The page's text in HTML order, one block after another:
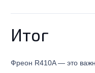
Итог
Фреон R410A — это